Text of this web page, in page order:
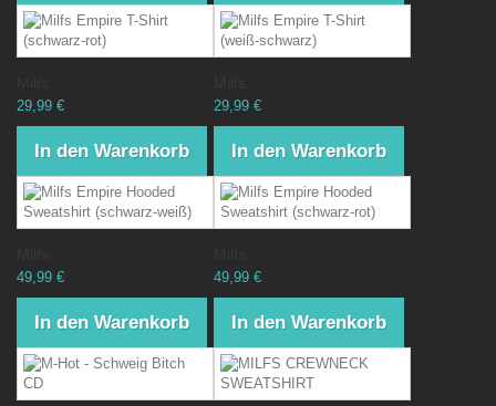
29,99 €
In den Warenkorb
29,99 €
In den Warenkorb
49,99 €
In den Warenkorb
49,99 €
In den Warenkorb